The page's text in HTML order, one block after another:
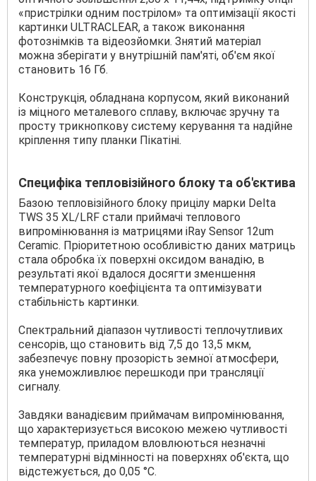
«пристрілки одним пострілом» та оптимізації якості
картинки ULTRACLEAR, а також виконання
фотознімків та відеозйомки. Знятий матеріал
можна зберігати у внутрішній пам'яті, об'єм якої
становить 16 Гб.
Конструкція, обладнана корпусом, який виконаний
із міцного металевого сплаву, включає зручну та
просту трикнопкову систему керування та надійне
кріплення типу планки Пікатіні.
Специфіка тепловізійного блоку та об'єктива
Базою тепловізійного блоку прицілу марки Delta
TWS 35 XL/LRF стали приймачі теплового
випромінювання із матрицями iRay Sensor 12um
Ceramic. Пріоритетною особливістю даних матриць
стала обробка їх поверхні оксидом ванадію, в
результаті якої вдалося досягти зменшення
температурного коефіцієнта та оптимізувати
стабільність картинки.
Спектральний діапазон чутливості теплочутливих
сенсорів, що становить від 7,5 до 13,5 мкм,
забезпечує повну прозорість земної атмосфери,
яка унеможливлює перешкоди при трансляції
сигналу.
Завдяки ванадієвим приймачам випромінювання,
що характеризується високою межею чутливості
температур, приладом вловлюються незначні
температурні відмінності на поверхнях об'єкта, що
відстежується, до 0,05 °С.